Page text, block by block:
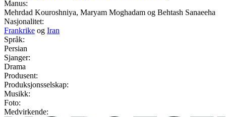
Manus:
Mehrdad Kouroshniya, Maryam Moghadam og Behtash Sanaeeha
Nasjonalitet:
Frankrike og Iran
Språk:
Persian
Sjanger:
Drama
Produsent:
Produksjonsselskap:
Musikk:
Foto:
Medvirkende: